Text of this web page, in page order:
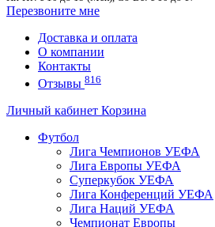
Перезвоните мне
Доставка и оплата
О компании
Контакты
Отзывы 816
Личный кабинет Корзина
Футбол
Лига Чемпионов УЕФА
Лига Европы УЕФА
Суперкубок УЕФА
Лига Конференций УЕФА
Лига Наций УЕФА
Чемпионат Европы